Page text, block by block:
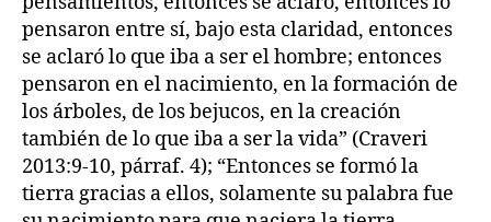
pensaron entre sí, bajo esta claridad, entonces
se aclaró lo que iba a ser el hombre; entonces
pensaron en el nacimiento, en la formación de
los árboles, de los bejucos, en la creación
también de lo que iba a ser la vida” (Craveri
2013:9-10, párraf. 4); “Entonces se formó la
tierra gracias a ellos, solamente su palabra fue